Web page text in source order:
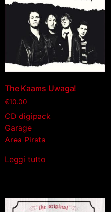
The Kaams Uwaga!
€10.00
CD digipack
Garage
Area Pirata
Leggi tutto